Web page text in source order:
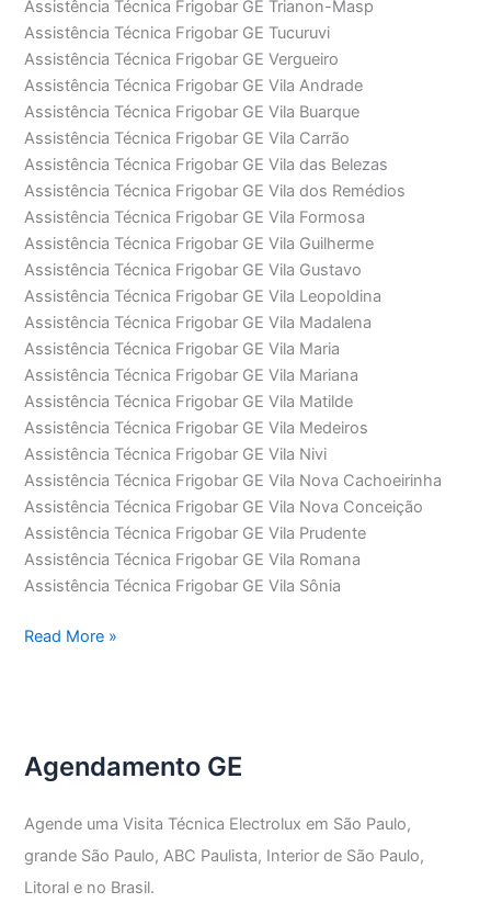
Assistência Técnica Frigobar GE Trianon-Masp
Assistência Técnica Frigobar GE Tucuruvi
Assistência Técnica Frigobar GE Vergueiro
Assistência Técnica Frigobar GE Vila Andrade
Assistência Técnica Frigobar GE Vila Buarque
Assistência Técnica Frigobar GE Vila Carrão
Assistência Técnica Frigobar GE Vila das Belezas
Assistência Técnica Frigobar GE Vila dos Remédios
Assistência Técnica Frigobar GE Vila Formosa
Assistência Técnica Frigobar GE Vila Guilherme
Assistência Técnica Frigobar GE Vila Gustavo
Assistência Técnica Frigobar GE Vila Leopoldina
Assistência Técnica Frigobar GE Vila Madalena
Assistência Técnica Frigobar GE Vila Maria
Assistência Técnica Frigobar GE Vila Mariana
Assistência Técnica Frigobar GE Vila Matilde
Assistência Técnica Frigobar GE Vila Medeiros
Assistência Técnica Frigobar GE Vila Nivi
Assistência Técnica Frigobar GE Vila Nova Cachoeirinha
Assistência Técnica Frigobar GE Vila Nova Conceição
Assistência Técnica Frigobar GE Vila Prudente
Assistência Técnica Frigobar GE Vila Romana
Assistência Técnica Frigobar GE Vila Sônia
Assistência
Read More »
Agendamento GE
Agende uma Visita Técnica Electrolux em São Paulo,
grande São Paulo, ABC Paulista, Interior de São Paulo,
Litoral e no Brasil.